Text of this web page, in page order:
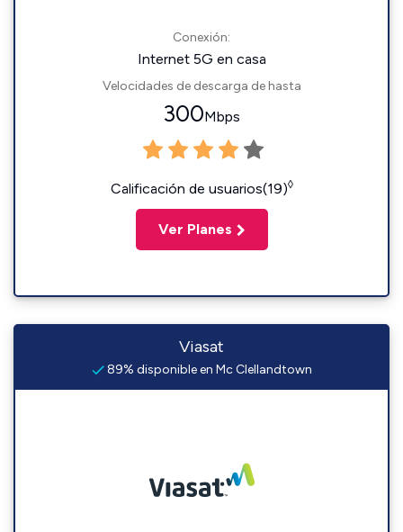
Conexión:
Internet 5G en casa
Velocidades de descarga de hasta
300Mbps
Calificación de usuarios(19)◊
Ver Planes
Viasat
89% disponible en Mc Clellandtown